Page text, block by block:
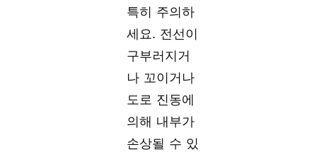
특히 주의하
세요. 전선이
구부러지거
나 꼬이거나
도로 진동에
의해 내부가
손상될 수 있